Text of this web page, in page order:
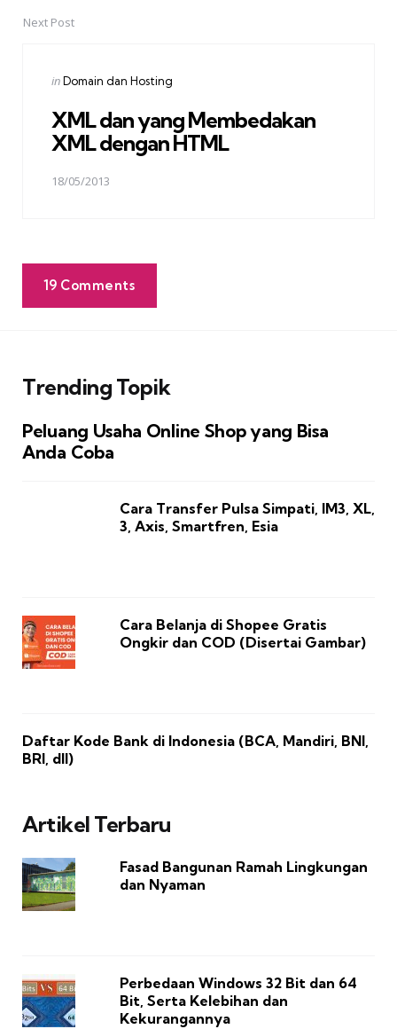
Next Post
Posted
inDomain dan Hosting
XML dan yang Membedakan
XML dengan HTML
18/05/2013
19 Comments
Trending Topik
Peluang Usaha Online Shop yang Bisa
Anda Coba
Cara Transfer Pulsa Simpati, IM3, XL,
3, Axis, Smartfren, Esia
Cara Belanja di Shopee Gratis
Ongkir dan COD (Disertai Gambar)
Daftar Kode Bank di Indonesia (BCA, Mandiri, BNI,
BRI, dll)
Artikel Terbaru
Fasad Bangunan Ramah Lingkungan
dan Nyaman
Perbedaan Windows 32 Bit dan 64
Bit, Serta Kelebihan dan
Kekurangannya